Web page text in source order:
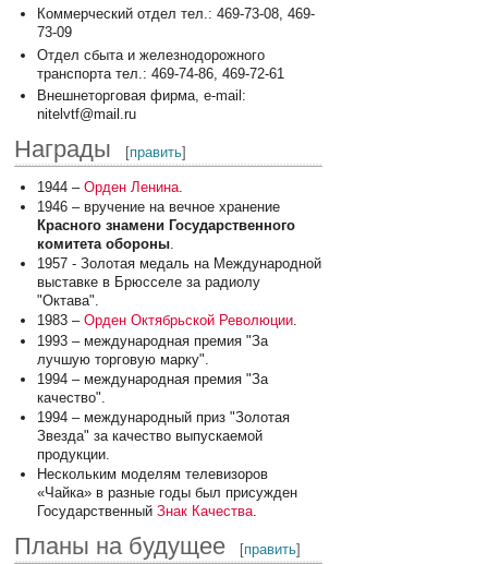
Коммерческий отдел тел.: 469-73-08, 469-
73-09
Отдел сбыта и железнодорожного
транспорта тел.: 469-74-86, 469-72-61
Внешнеторговая фирма, e-mail:
nitelvtf@mail.ru
Награды [править]
1944 – Орден Ленина.
1946 – вручение на вечное хранение
Красного знамени Государственного
комитета обороны.
1957 - Золотая медаль на Международной
выставке в Брюсселе за радиолу
"Октава".
1983 – Орден Октябрьской Революции.
1993 – международная премия "За
лучшую торговую марку".
1994 – международная премия "За
качество".
1994 – международный приз "Золотая
Звезда" за качество выпускаемой
продукции.
Нескольким моделям телевизоров
«Чайка» в разные годы был присужден
Государственный Знак Качества.
Планы на будущее [править]